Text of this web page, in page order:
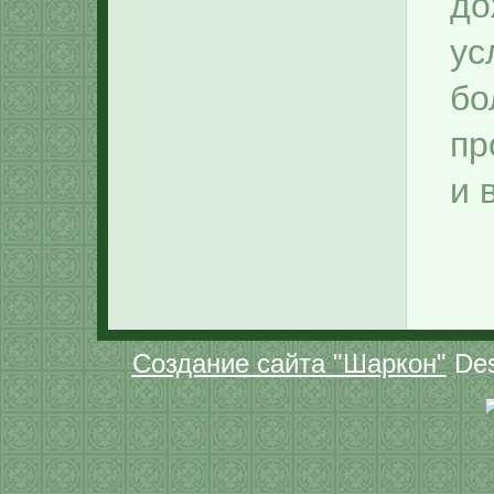
и
Создание сайта "Шаркон"